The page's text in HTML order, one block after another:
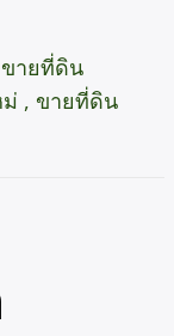
ายที่ดิน
ม่ , ขายที่ดิน